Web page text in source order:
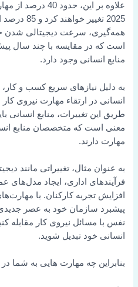
علاوه بر این،
2025
همه‌گیری، سرعت دیجیتالی شدن
است که در مقایسه با چند سال
منابع انسانی وجود دارد.
به دلیل نیازهای سریع کسب و
انسانی در ارتقاء مهارت نیروی
طریق این تغییرات، منابع انسانی
معنی است که متخصصان منابع
مهارت دارند.
به عنوان مثال، تغییراتی مانند
فرآیندهای اداری، ایجاد مدل‌های
افزایش تجربه کارکنان. با
پیشبرد سازمان خود به عصر جدیدی
نفس با مسائل نیروی کار مقابله
انسانی خود تبدیل شوید.
بنابراین چه مهارت هایی به شما